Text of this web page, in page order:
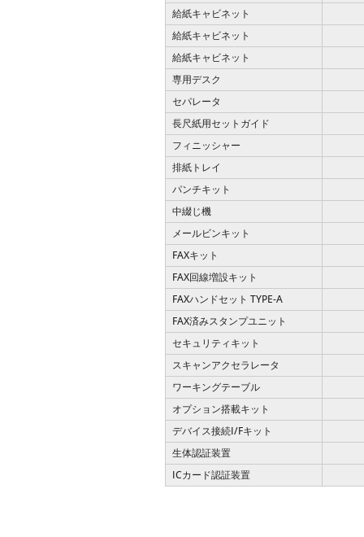
給紙キャビネット
給紙キャビネット
給紙キャビネット
専用デスク
セパレータ
長尺紙用セットガイド
フィニッシャー
排紙トレイ
パンチキット
中綴じ機
メールビンキット
FAXキット
FAX回線増設キット
FAXハンドセット TYPE-A
FAX済みスタンプユニット
セキュリティキット
スキャンアクセラレータ
ワーキングテーブル
オプション搭載キット
デバイス接続I/Fキット
生体認証装置
ICカード認証装置